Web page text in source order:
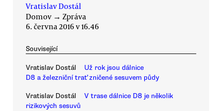
Vratislav Dostál
Domov → Zpráva
6. června 2016 v 16.46
Související
Vratislav Dostál
Už rok jsou dálnice
D8 a železniční trať zničené sesuvem půdy
Vratislav Dostál
V trase dálnice D8 je několik
rizikových sesuvů